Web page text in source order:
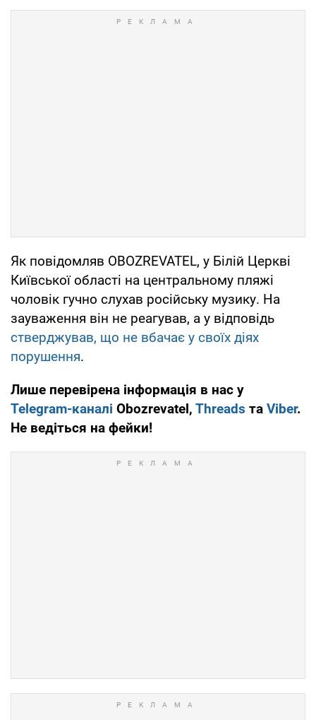
Як повідомляв OBOZREVATEL, у Білій Церкві
Київської області на центральному пляжі
чоловік гучно слухав російську музику. На
зауваження він не реагував, а у відповідь
стверджував, що не вбачає у своїх діях
порушення.
Лише перевірена інформація в нас у
Telegram-каналі Obozrevatel, Threads та Viber.
Не ведіться на фейки!